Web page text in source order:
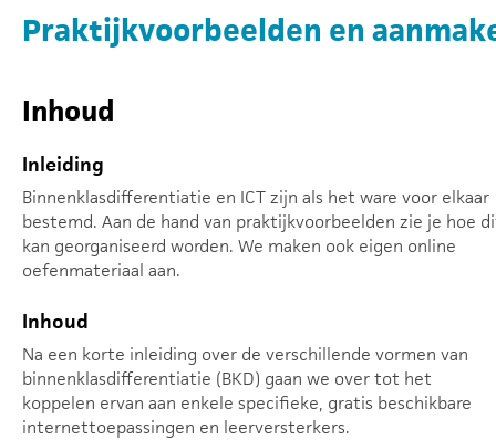
Praktijkvoorbeelden en
Inhoud
Inleiding
Binnenklasdifferentiatie en ICT zijn als het ware voor elkaar
bestemd. Aan de hand van praktijkvoorbeelden zie je hoe
kan georganiseerd worden. We maken ook eigen online
oefenmateriaal aan.
Inhoud
Na een korte inleiding over de verschillende vormen van
binnenklasdifferentiatie (BKD) gaan we over tot het
koppelen ervan aan enkele specifieke, gratis beschikbare
internettoepassingen en leerversterkers.